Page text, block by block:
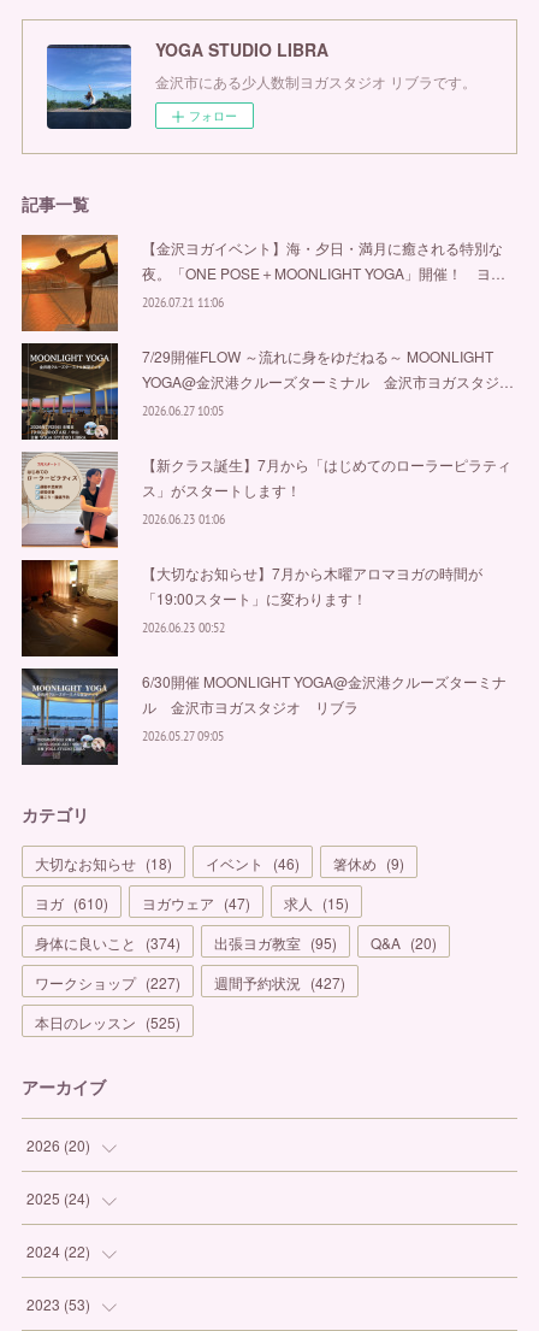
YOGA STUDIO LIBRA
金沢市にある少人数制ヨガスタジオ リブラです。
フォロー
記事一覧
【金沢ヨガイベント】海・夕日・満月に癒される特別な
夜。「ONE POSE＋MOONLIGHT YOGA」開催！ ヨ…
2026.07.21 11:06
7/29開催FLOW ～流れに身をゆだねる～ MOONLIGHT
YOGA@金沢港クルーズターミナル 金沢市ヨガスタジ…
2026.06.27 10:05
【新クラス誕生】7月から「はじめてのローラーピラティ
ス」がスタートします！
2026.06.23 01:06
【大切なお知らせ】7月から木曜アロマヨガの時間が
「19:00スタート」に変わります！
2026.06.23 00:52
6/30開催 MOONLIGHT YOGA@金沢港クルーズターミナ
ル 金沢市ヨガスタジオ リブラ
2026.05.27 09:05
カテゴリ
大切なお知らせ (18) イベント (46) 箸休め (9)
ヨガ (610) ヨガウェア (47) 求人 (15)
身体に良いこと
(374) 出張ヨガ教室 (95) Q&A (20)
ワークショップ (227) 週間予約状況 (427)
本日のレッスン (525)
アーカイブ
2026 (20)
(1
(3
(6
2025 (24)
(1
(7
2024 (22)
(1
2023 (53)